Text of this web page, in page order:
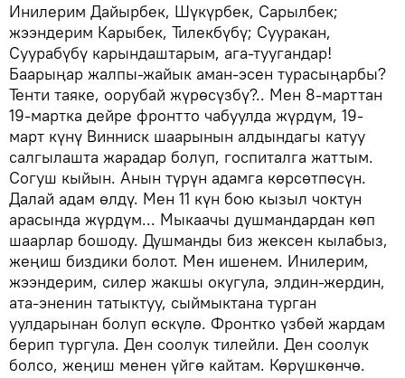
Инилерим Дайырбек, Шүкүрбек, Сарылбек;
жээндерим Карыбек, Тилекбүбү; Сууракан,
Суурабүбү карындаштарым, ага-туугандар!
Баарыңар жалпы-жайык аман-эсен турасыңарбы?
Тенти таяке, оорубай жүрөсүзбү?.. Мен 8-марттан
19-мартка дейре фронтто чабуулда жүрдүм, 19-
март күнү Винниск шаарынын алдындагы катуу
салгылашта жарадар болуп, госпиталга жаттым.
Согуш кыйын. Анын түрүн адамга көрсөтпөсүн.
Далай адам өлдү. Мен 11 күн бою кызыл чоктун
арасында жүрдүм... Мыкаачы душмандардан көп
шаарлар бошоду. Душманды биз жексен кылабыз,
жеңиш биздики болот. Мен ишенем. Инилерим,
жээндерим, силер жакшы окугула, элдин-жердин,
ата-эненин татыктуу, сыймыктана турган
уулдарынан болуп өскүлө. Фронтко үзбөй жардам
берип тургула. Ден соолук тилейли. Ден соолук
болсо, жеңиш менен үйгө кайтам. Көрүшкөнчө.